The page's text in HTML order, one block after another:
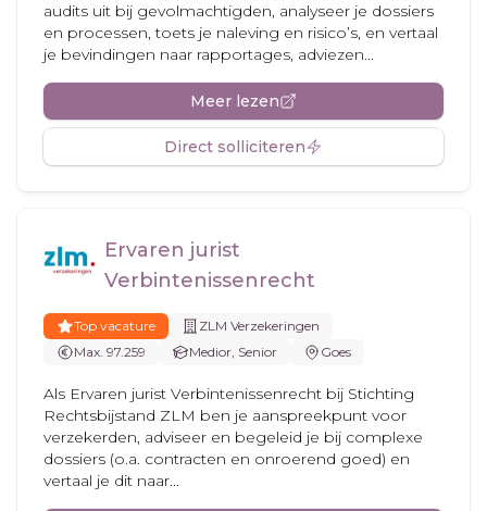
audits uit bij gevolmachtigden, analyseer je dossiers
en processen, toets je naleving en risico’s, en vertaal
je bevindingen naar rapportages, adviezen...
Meer lezen
Direct solliciteren
Ervaren jurist
Verbintenissenrecht
Top vacature
ZLM Verzekeringen
Max. 97.259
Medior, Senior Goes
Als Ervaren jurist Verbintenissenrecht bij Stichting
Rechtsbijstand ZLM ben je aanspreekpunt voor
verzekerden, adviseer en begeleid je bij complexe
dossiers (o.a. contracten en onroerend goed) en
vertaal je dit naar...